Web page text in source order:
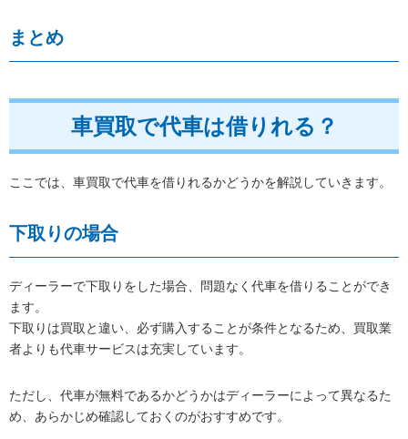
まとめ
車買取で代車は借りれる？
ここでは、車買取で代車を借りれるかどうかを解説していきます。
下取りの場合
ディーラーで下取りをした場合、問題なく代車を借りることができ
ます。
下取りは買取と違い、必ず購入することが条件となるため、買取業
者よりも代車サービスは充実しています。
ただし、代車が無料であるかどうかはディーラーによって異なるた
め、あらかじめ確認しておくのがおすすめです。